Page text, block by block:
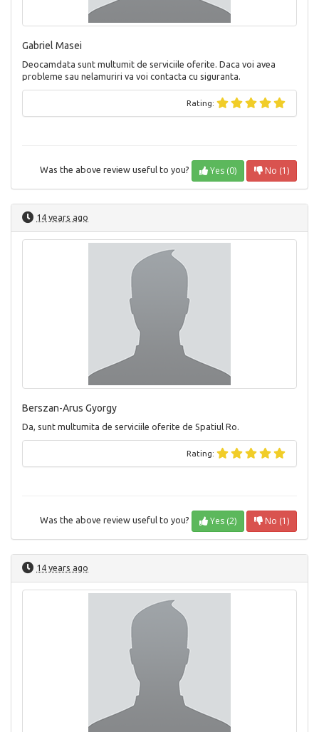
Gabriel Masei
Deocamdata sunt multumit de serviciile oferite. Daca voi avea
probleme sau nelamuriri va voi contacta cu siguranta.
Rating:
Was the above review useful to you? Yes (0) No (1)
14 years ago
Berszan-Arus Gyorgy
Da, sunt multumita de serviciile oferite de Spatiul Ro.
Rating:
Was the above review useful to you? Yes (2) No (1)
14 years ago